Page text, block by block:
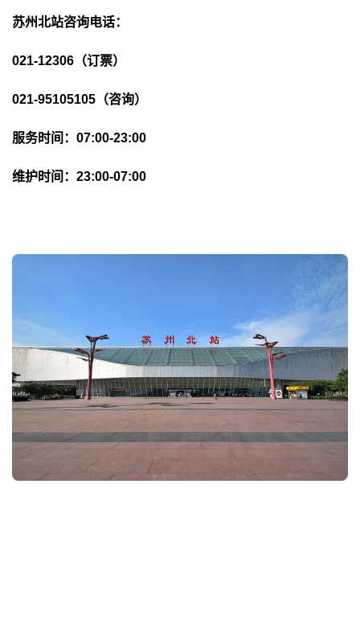
苏州北站咨询电话：
021-12306（订票）
021-95105105（咨询）
服务时间：07:00-23:00
维护时间：23:00-07:00